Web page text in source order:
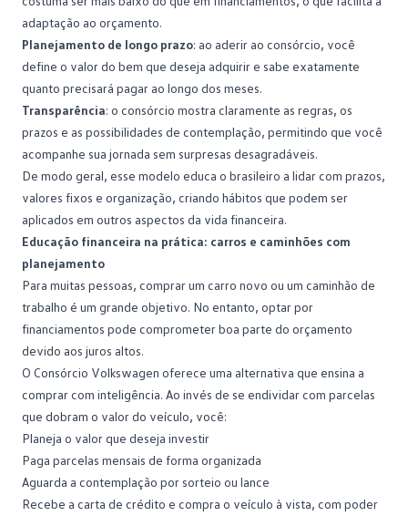
adaptação ao orçamento.
Planejamento de longo prazo: ao aderir ao consórcio, você
define o valor do bem que deseja adquirir e sabe exatamente
quanto precisará pagar ao longo dos meses.
Transparência: o consórcio mostra claramente as regras, os
prazos e as possibilidades de contemplação, permitindo que você
acompanhe sua jornada sem surpresas desagradáveis.
De modo geral, esse modelo educa o brasileiro a lidar com prazos,
valores fixos e organização, criando hábitos que podem ser
aplicados em outros aspectos da vida financeira.
Educação financeira na prática: carros e caminhões com
planejamento
Para muitas pessoas, comprar um carro novo ou um caminhão de
trabalho é um grande objetivo. No entanto, optar por
financiamentos pode comprometer boa parte do orçamento
devido aos juros altos.
O Consórcio Volkswagen oferece uma alternativa que ensina a
comprar com inteligência. Ao invés de se endividar com parcelas
que dobram o valor do veículo, você:
Planeja o valor que deseja investir
Paga parcelas mensais de forma organizada
Aguarda a contemplação por sorteio ou lance
Recebe a carta de crédito e compra o veículo à vista, com poder